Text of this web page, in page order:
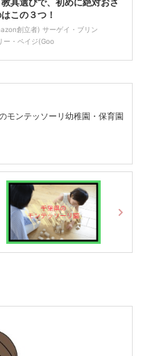
具選びで、初めに絶対おさ
この３つ！
創立者) サーゲイ・ブリン
ー・ペイジ(Goo
モンテッソーリ幼稚園・保育園